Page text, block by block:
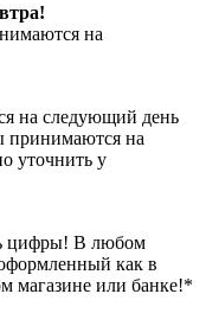
на
на следующий день
принимаются на
уточнить у
цифры! В любом
как в
магазине или банке!*